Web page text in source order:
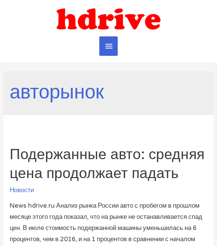
Главное
авторынок
Подержанные авто: средняя
цена продолжает падать
Новости
News hdrive.ru Анализ рынка России авто с пробегом в прошлом
месяце этого года показал, что на рынке не останавливается спад
цен. В июле стоимость подержанной машины уменьшилась на 6
процентов, чем в 2016, и на 1 процентов в сравнении с началом